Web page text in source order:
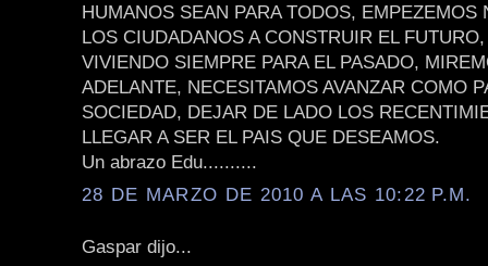
HUMANOS SEAN PARA TODOS, EMPEZEMOS
LOS CIUDADANOS A CONSTRUIR EL
VIVIENDO SIEMPRE PARA EL PASADO,
ADELANTE, NECESITAMOS AVANZAR COMO
SOCIEDAD, DEJAR DE LADO LOS
LLEGAR A SER EL PAIS QUE DESEAMOS.
Un abrazo Edu..........
28 DE MARZO DE 2010 A LAS 10:22 P.M.
Gaspar dijo...